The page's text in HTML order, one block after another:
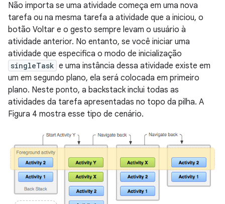
Não importa se uma atividade começa em uma nova
tarefa ou na mesma tarefa a atividade que a iniciou, o
botão Voltar e o gesto sempre levam o usuário à
atividade anterior. No entanto, se você iniciar uma
atividade que especifica o modo de inicialização
singleTask e uma instância dessa atividade existe em
um em segundo plano, ela será colocada em primeiro
plano. Neste ponto, a backstack inclui todas as
atividades da tarefa apresentadas no topo da pilha. A
Figura 4 mostra esse tipo de cenário.